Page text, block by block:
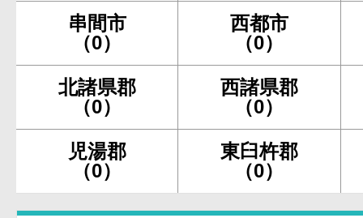
串間市
（0）
西都市
（0）
北諸県郡
（0）
西諸県郡
（0）
児湯郡
（0）
東臼杵郡
（0）